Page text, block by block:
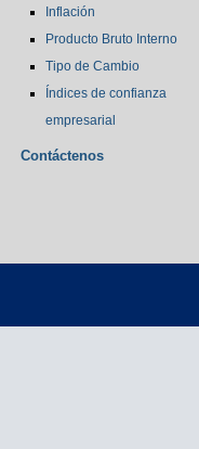
Inflación
Producto Bruto Interno
Tipo de Cambio
Índices de confianza
empresarial
Contáctenos